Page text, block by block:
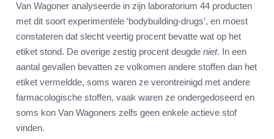
Van Wagoner analyseerde in zijn laboratorium 44 producten
met dit soort experimentele ‘bodybuilding-drugs’, en moest
constateren dat slecht veertig procent bevatte wat op het
etiket stond. De overige zestig procent deugde niet. In een
aantal gevallen bevatten ze volkomen andere stoffen dan het
etiket vermeldde, soms waren ze verontreinigd met andere
farmacologische stoffen, vaak waren ze ondergedoseerd en
soms kon Van Wagoners zelfs geen enkele actieve stof
vinden.